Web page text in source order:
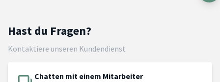
Hast du Fragen?
Kontaktiere unseren Kundendienst
Chatten mit einem Mitarbeiter